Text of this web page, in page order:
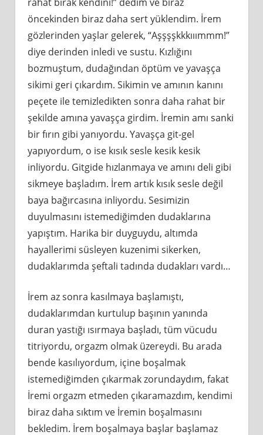
öncekinden biraz daha sert yüklendim. İrem
gözlerinden yaşlar gelerek, “Aşşşşkkkııımmm!”
diye derinden inledi ve sustu. Kızlığını
bozmuştum, dudağından öptüm ve yavaşça
sikimi geri çıkardım. Sikimin ve amının kanını
peçete ile temizledikten sonra daha rahat bir
şekilde amına yavaşça girdim. İremin amı sanki
bir fırın gibi yanıyordu. Yavaşça git-gel
yapıyordum, o ise kısık sesle kesik kesik
inliyordu. Gitgide hızlanmaya ve amını deli gibi
sikmeye başladım. İrem artık kısık sesle değil
baya bağırcasına inliyordu. Sesimizin
duyulmasını istemediğimden dudaklarına
yapıştım. Harika bir duyguydu, altımda
hayallerimi süsleyen kuzenimi sikerken,
dudaklarımda şeftali tadında dudakları vardı…
İrem az sonra kasılmaya başlamıştı,
dudaklarımdan kurtulup başının yanında
duran yastığı ısırmaya başladı, tüm vücudu
titriyordu, orgazm olmak üzereydi. Bu arada
bende kasılıyordum, içine boşalmak
istemediğimden çıkarmak zorundaydım, fakat
İremi orgazm etmeden çıkaramazdım, kendimi
biraz daha sıktım ve İremin boşalmasını
bekledim. İrem boşalmaya başlar başlamaz